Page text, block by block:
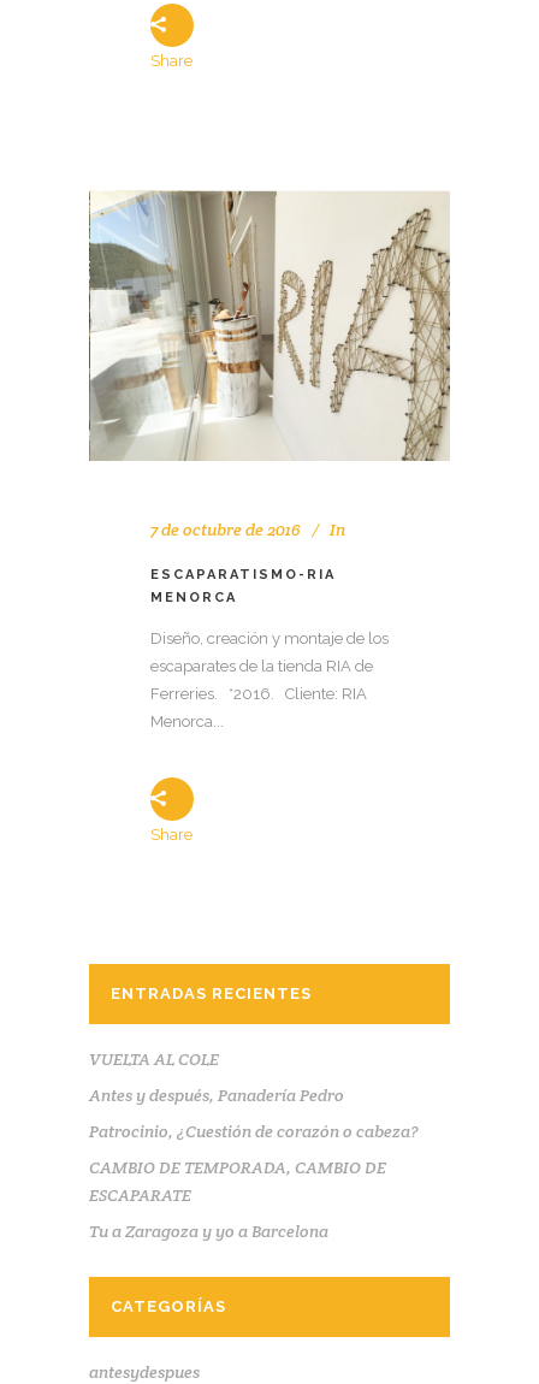
Share
7 de octubre de 2016 In
ESCAPARATISMO-RIA
MENORCA
Diseño, creación y montaje de los
escaparates de la tienda RIA de
Ferreries. *2016. Cliente: RIA
Menorca...
Share
ENTRADAS RECIENTES
VUELTA AL COLE
Antes y después, Panadería Pedro
Patrocinio, ¿Cuestión de corazón o cabeza?
CAMBIO DE TEMPORADA, CAMBIO DE
ESCAPARATE
Tu a Zaragoza y yo a Barcelona
CATEGORÍAS
antesydespues